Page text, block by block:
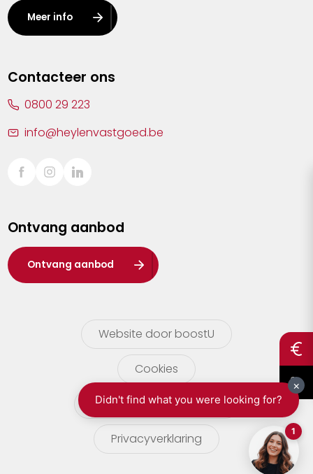
Leuven
Lier
Sint-Truiden
Waasland
Wuustwezel
Zoersel
Meer info
Contacteer ons
0800 29 223
info@heylenvastgoed.be
Ontvang aanbod
Ontvang aanbod
Website door boostU
Cookies
gebruikersvoorwaarden
Privacyverklaring